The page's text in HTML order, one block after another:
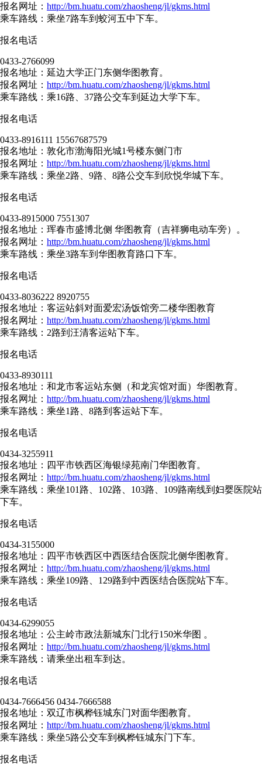
报名网址： http://bm.huatu.com/zhaosheng/jl/gkms.html
乘车路线：乘坐7路车到蛟河五中下车。
报名电话
0433-2766099
报名地址：延边大学正门东侧华图教育。
报名网址： http://bm.huatu.com/zhaosheng/jl/gkms.html
乘车路线：乘16路、37路公交车到延边大学下车。
报名电话
0433-8916111 15567687579
报名地址：敦化市渤海阳光城1号楼东侧门市
报名网址： http://bm.huatu.com/zhaosheng/jl/gkms.html
乘车路线：乘坐2路、9路、8路公交车到欣悦华城下车。
报名电话
0433-8915000 7551307
报名地址：珲春市盛博北侧 华图教育（吉祥狮电动车旁）。
报名网址： http://bm.huatu.com/zhaosheng/jl/gkms.html
乘车路线：乘坐3路车到华图教育路口下车。
报名电话
0433-8036222 8920755
报名地址：客运站斜对面爱宏汤饭馆旁二楼华图教育
报名网址： http://bm.huatu.com/zhaosheng/jl/gkms.html
乘车路线：2路到汪清客运站下车。
报名电话
0433-8930111
报名地址：和龙市客运站东侧（和龙宾馆对面）华图教育。
报名网址： http://bm.huatu.com/zhaosheng/jl/gkms.html
乘车路线：乘坐1路、8路到客运站下车。
报名电话
0434-3255911
报名地址：四平市铁西区海银绿苑南门华图教育。
报名网址： http://bm.huatu.com/zhaosheng/jl/gkms.html
乘车路线：乘坐101路、102路、103路、109路南线到妇婴医院站
下车。
报名电话
0434-3155000
报名地址：四平市铁西区中西医结合医院北侧华图教育。
报名网址： http://bm.huatu.com/zhaosheng/jl/gkms.html
乘车路线：乘坐109路、129路到中西医结合医院站下车。
报名电话
0434-6299055
报名地址：公主岭市政法新城东门北行150米华图 。
报名网址： http://bm.huatu.com/zhaosheng/jl/gkms.html
乘车路线：请乘坐出租车到达。
报名电话
0434-7666456 0434-7666588
报名地址：双辽市枫桦钰城东门对面华图教育。
报名网址： http://bm.huatu.com/zhaosheng/jl/gkms.html
乘车路线：乘坐5路公交车到枫桦钰城东门下车。
报名电话